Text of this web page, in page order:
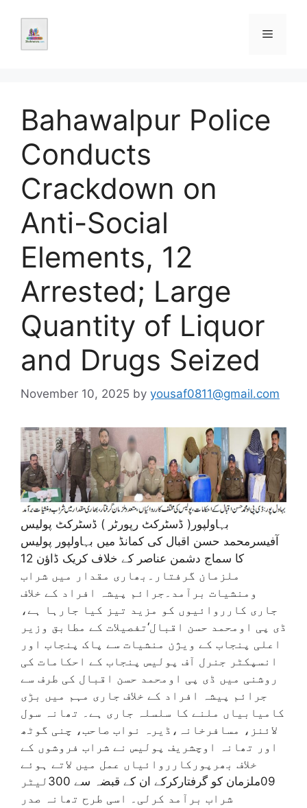
content
Menu
Bahawalpur Police
Conducts
Crackdown on
Anti-Social
Elements, 12
Arrested; Large
Quantity of Liquor
and Drugs Seized
November 10, 2025 by yousaf0811@gmail.com
بہاولپور( ڈسٹرکٹ رپورٹر ) ڈسٹرکٹ پولیس
آفیسرمحمد حسن اقبال کی کمانڈ میں بہاولپور پولیس
کا سماج دشمن عناصر کے خلاف کریک ڈاؤن 12
ملزمان گرفتار۔بھاری مقدار میں شراب
ومنشیات برآمد۔جرائم پیشہ افراد کے خلاف
جاری کارروائیوں کو مزید تیز کیا جارہا ہے،
ڈی پی اومحمد حسن اقبال‘تفصیلات کے مطابق وزیر
اعلی پنجاب کے ویژن منشیات سے پاک پنجاب اور
انسپکٹر جنرل آف پولیس پنجاب کے احکامات کی
روشنی میں ڈی پی اومحمد حسن اقبال کی طرف سے
جرائم پیشہ افراد کے خلاف جاری مہم میں بڑی
کامیابیاں ملنے کا سلسلہ جاری ہے۔ تھانہ سول
لائنز، مسافرخانہ،ڈیرہ نواب صاحب، چنی گوٹھ
اور تھانہ اوچشریف پولیس نے شراب فروشوں کے
خلاف بھرپورکارروائیاں عمل میں لاتے ہوئے
09ملزمان کو گرفتارکرکے ان کے قبضہ سے 300لیٹر
شراب برآمد کرلی۔ اسی طرح تھانہ صدر